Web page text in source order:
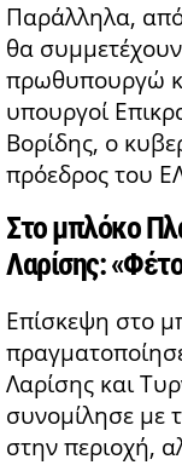
Παράλληλα,
θα
πρωθυπουργώ
υπουργοί
Βορίδης, ο
πρόεδρος του
Στο μπλόκο
Λαρίσης:
Επίσκεψη στο
Λαρίσης και
συνομίλησε με
στην περιοχή,